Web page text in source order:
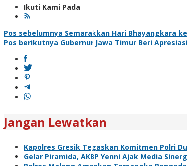
Ikuti Kami Pada
Navigasi
pos
Pos sebelumnya Semarakkan Hari Bhayangkara
Pos berikutnya Gubernur Jawa Timur Beri
Jangan Lewatkan
Kapolres Gresik Tegaskan Komitmen Polri
Gelar Piramida, AKBP Yenni Ajak Media